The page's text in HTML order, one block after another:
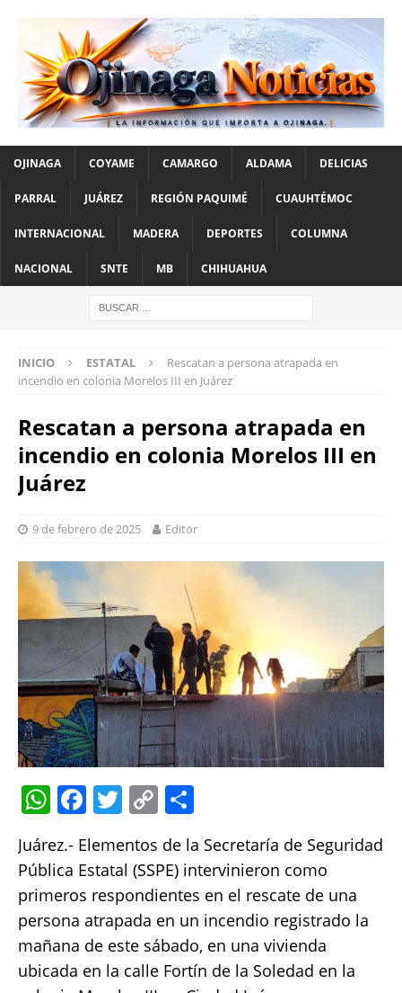
OJINAGA COYAME CAMARGO ALDAMA DELICIAS
PARRAL JUÁREZ REGIÓN PAQUIMÉ CUAUHTÉMOC
INTERNACIONAL MADERA DEPORTES COLUMNA
NACIONAL SNTE MB CHIHUAHUA
INICIO ESTATAL
Rescatan a persona atrapada en
incendio en colonia Morelos III en Juárez
Rescatan a persona atrapada en
incendio en colonia Morelos III en
Juárez
9 de febrero de 2025 Editor
W
at
s
A
p
p
F
a
c
e
b
o
o
T
it
te
r
C
o
p
y
Li
n
k
a
re
Juárez.- Elementos de la Secretaría de Seguridad
Pública Estatal (SSPE) intervinieron como
primeros respondientes en el rescate de una
persona atrapada en un incendio registrado la
mañana de este sábado, en una vivienda
ubicada en la calle Fortín de la Soledad en la